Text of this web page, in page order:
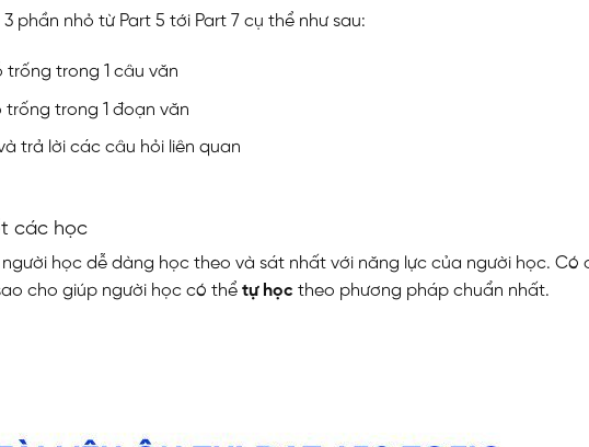
phần nhỏ từ Part 5 tới Part 7 cụ thể như sau:
trống trong 1 câu văn
trống trong 1 đoạn văn
trả lời các câu hỏi liên quan
các học
học dễ dàng học theo và sát nhất với năng lực của người học. Có
cho giúp người học có thể tự học theo phương pháp chuẩn nhất.